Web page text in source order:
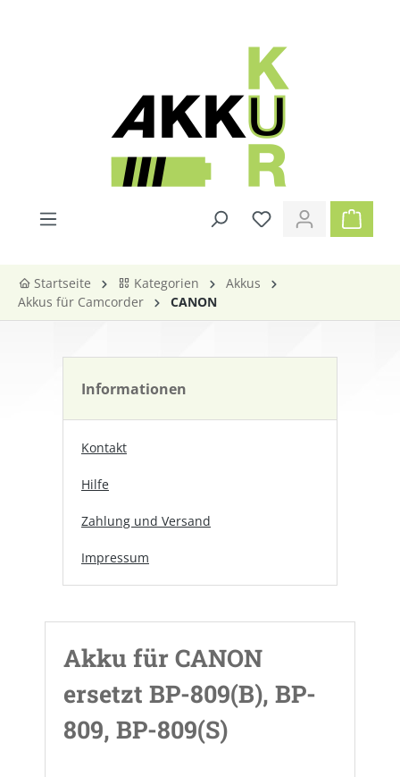
Startseite Kategorien
Akkus
Akkus für Camcorder
CANON
Informationen
Kontakt
Hilfe
Zahlung und Versand
Impressum
Akku für CANON
ersetzt BP-809(B), BP-
809, BP-809(S)